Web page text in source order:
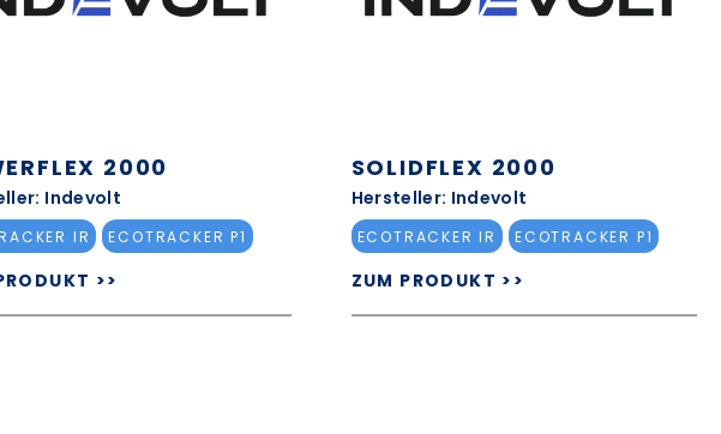
2000
Indevolt
IR ECOTRACKER P1
>>
SOLIDFLEX 2000
Hersteller: Indevolt
ECOTRACKER IR ECOTRACKER P1
ZUM PRODUKT >>